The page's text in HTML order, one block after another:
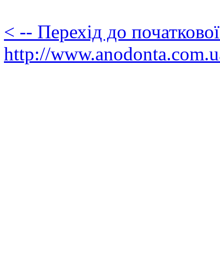
< -- Перехід до
http://